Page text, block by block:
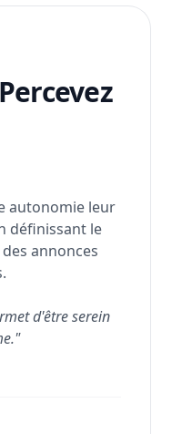
Percevez
autonomie leur
définissant le
annonces
d'être serein